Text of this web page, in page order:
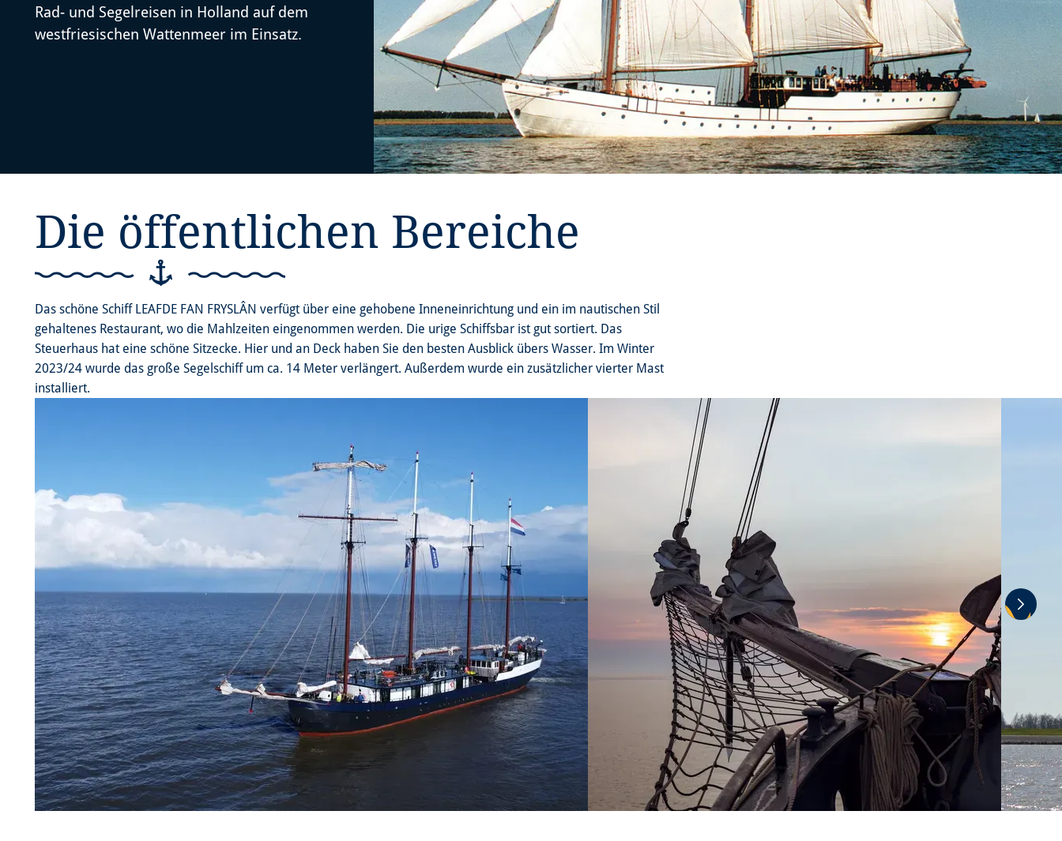
Rad- und Segelreisen in Holland auf dem
westfriesischen Wattenmeer im Einsatz.
Die öffentlichen Bereiche
Das schöne Schiff LEAFDE FAN FRYSLÂN verfügt über eine gehobene Inneneinrichtung und ein im nautischen Stil
gehaltenes Restaurant, wo die Mahlzeiten eingenommen werden. Die urige Schiffsbar ist gut sortiert. Das
Steuerhaus hat eine schöne Sitzecke. Hier und an Deck haben Sie den besten Ausblick übers Wasser. Im Winter
2023/24 wurde das große Segelschiff um ca. 14 Meter verlängert. Außerdem wurde ein zusätzlicher vierter Mast
installiert.